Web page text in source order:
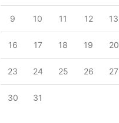
9 10 11 12 13
16 17 18 19 20
23 24 25 26 27
30 31